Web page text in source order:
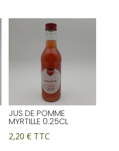
JUS DE POMME
MYRTILLE 0.25CL
2,20 € TTC